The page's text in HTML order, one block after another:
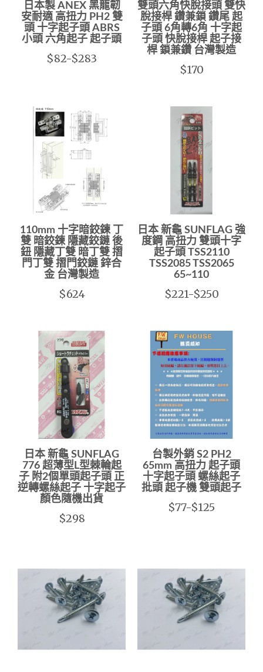
日本製 ANEX 黑龍韌
安耐適 高扭力 PH2 雙
頭 十字起子頭 ABRS
小頭 六角起子 起子頭
$82-$283
雙頭六角快脫接頭 雙快
脫接桿 鑽兼鎖 鑽尾 起
子頭 6角轉6角 十字起
子頭 快脫接桿 起子接
桿 鎖兼鑽 台灣製造
$170
110mm 十字暗鉸鍊 丁
雙 暗鉸鍊 隱藏鉸鏈 後
鈕 隱藏丁雙 暗丁雙 摺
門丁雙 摺門鉸鏈 鋅合
金 台灣製造
$624
日本 新龜 SUNFLAG 強
度鋼 高扭力 雙頭十字
起子頭 TSS2110
TSS2085 TSS2065
65~110
$221-$250
日本 新龜 SUNFLAG
776 超薄型L型棘輪起
子 附2個單頭起子頭 正
逆轉螺絲起子 十字起子
顏色隨機出貨
$298
台製外銷 S2 PH2
65mm 高扭力 起子頭
十字起子頭 螺絲起子
批頭 起子機 雙頭起子
$77-$125